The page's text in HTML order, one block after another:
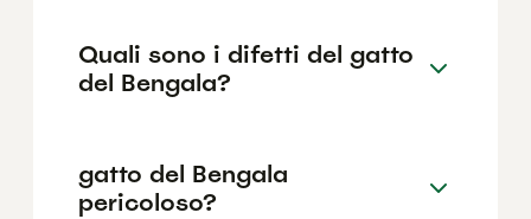
Quali sono i difetti del gatto
del Bengala?
gatto del Bengala
pericoloso?